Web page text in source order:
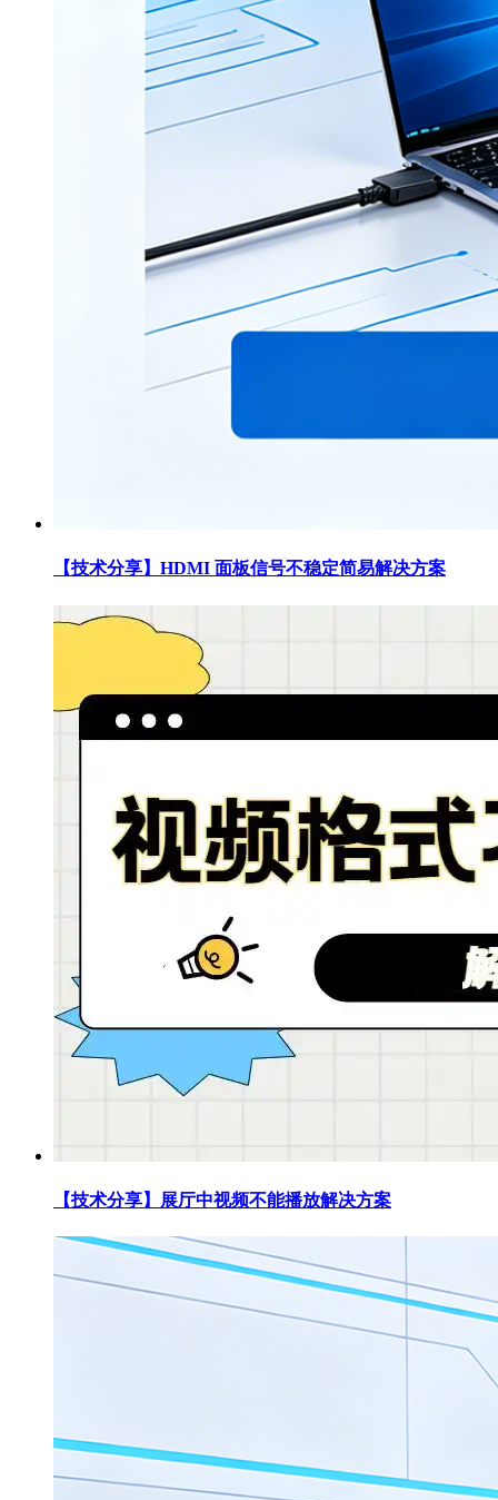
【技术分享】HDMI 面板信号不稳定简易解决方案
【技术分享】展厅中视频不能播放解决方案